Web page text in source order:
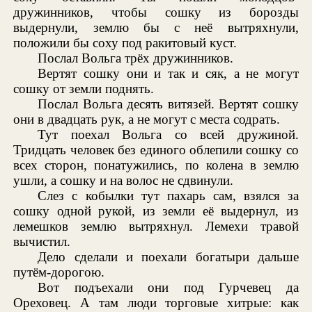
дружинников, чтобы сошку из борозды
выдернули, землю бы с неё вытряхнули,
положили бы соху под ракитовый куст.
Послал Вольга трёх дружинников.
Вертят сошку они и так и сяк, а не могут
сошку от земли поднять.
Послал Вольга десять витязей. Вертят сошку
они в двадцать рук, а не могут с места содрать.
Тут поехал Вольга со всей дружиной.
Тридцать человек без единого облепили сошку со
всех сторон, понатужились, по колена в землю
ушли, а сошку и на волос не сдвинули.
Слез с кобылки тут пахарь сам, взялся за
сошку одной рукой, из земли её выдернул, из
лемешков землю вытряхнул. Лемехи травой
вычистил.
Дело сделали и поехали богатыри дальше
путём-дорогою.
Вот подъехали они под Гурчевец да
Ореховец. А там люди торговые хитрые: как